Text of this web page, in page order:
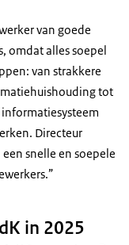
van goede
omdat alles soepel
van strakkere
tot
Directeur
snelle en soepele
in 2025